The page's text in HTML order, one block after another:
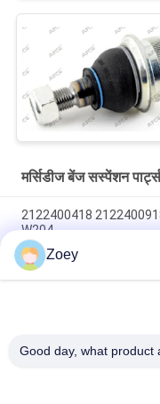
मर्सिडीज बेंज सस्पेंशन पार्ट्स
2122400418 2122400918
W204
A2052405900
W205 S205 के लिए
A4472410013 इंजन माउंट
Zoey
Good day, what product